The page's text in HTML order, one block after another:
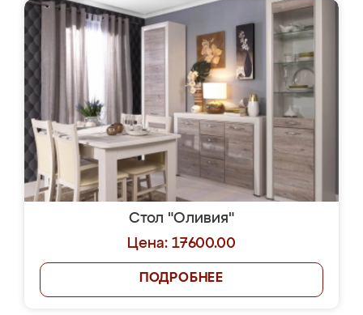
Стол "Оливия"
Цена: 17600.00
ПОДРОБНЕЕ